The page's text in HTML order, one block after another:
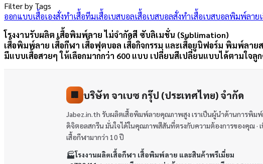
Filter by Tags
ออกแบบเสื้อเองสั่งทำเสื้อทีมเสื้อเบสบอลเสื้อเบสบอลสั่งทำเสื้อเบสบอลพิมพ์ลาย
โรงงานรับผลิต เสื้อพิมพ์ลาย ไม่จำกัดสี ซับลิเมชั่น (Sublimation)
เสื้อพิมพ์ลาย เสื้อกีฬา เสื้อฟุตบอล เสื้อกิจกรรม และเสื้อยูนิฟอร์ม พิมพ์ลาย
มีแบบเสื้อสวยๆ ให้เลือกมากกว่า 600 แบบ เปลี่ยนสีเปลี่ยนแบบได้ตามใจลู
🏢 บริษัท จาเบซ กรุ๊ป (ประเทศไทย) จำกัด
Jabez.in.th รับผลิตเสื้อพิมพ์ลายคุณภาพสูง เราเป็นผู้นำด้านการพิม
ดิจิตอลสกรีน มั่นใจได้ในคุณภาพสีสันที่ตรงกับความต้องการของคุณ ·
เสื้อกีฬามากว่า 10 ปี
🏭โรงงานผลิตเสื้อกีฬา เสื้อพิมพ์ลาย และสินค้าพรีเมี่ยม